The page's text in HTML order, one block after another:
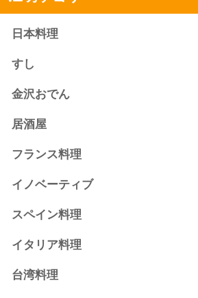
日本料理
すし
金沢おでん
居酒屋
フランス料理
イノベーティブ
スペイン料理
イタリア料理
台湾料理